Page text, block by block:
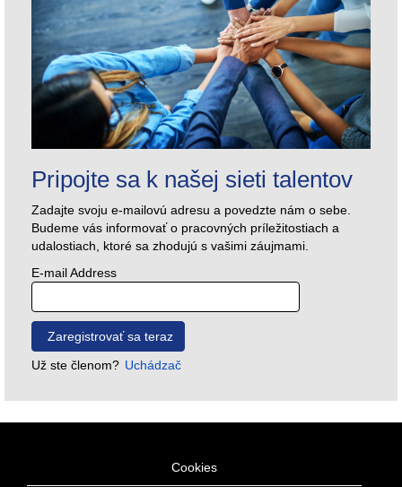
Pripojte sa k našej sieti talentov
Zadajte svoju e-mailovú adresu a povedzte nám o sebe.
Budeme vás informovať o pracovných príležitostiach a
udalostiach, ktoré sa zhodujú s vašimi záujmami.
E-mail Address
Už ste členom? Uchádzač
Cookies